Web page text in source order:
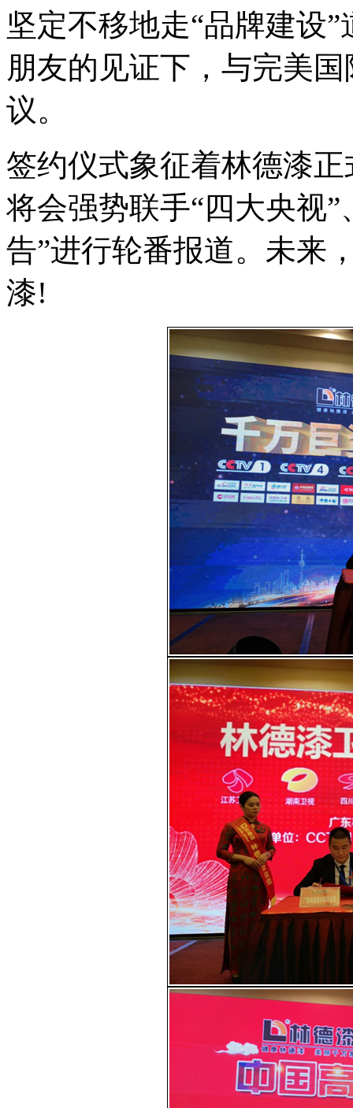
坚定不移地走“品牌建设
朋友的见证下，与完美
议。
签约仪式象征着林德漆
将会强势联手“四大央视
告”进行轮番报道。未来
漆!